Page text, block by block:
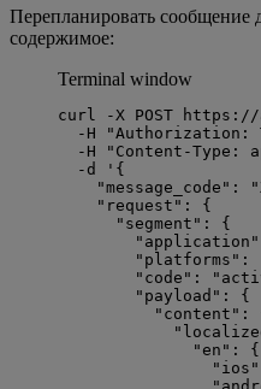
Перепланировать сообщение
содержимое:
Terminal window
curl -X POST
https://
-H
"Authorization:
-H
" Content-Type:
-d
' {
"message_code":
"request": {
"segment": {
"application":
"platforms":
"code":
"payload": {
"content":
"en": {